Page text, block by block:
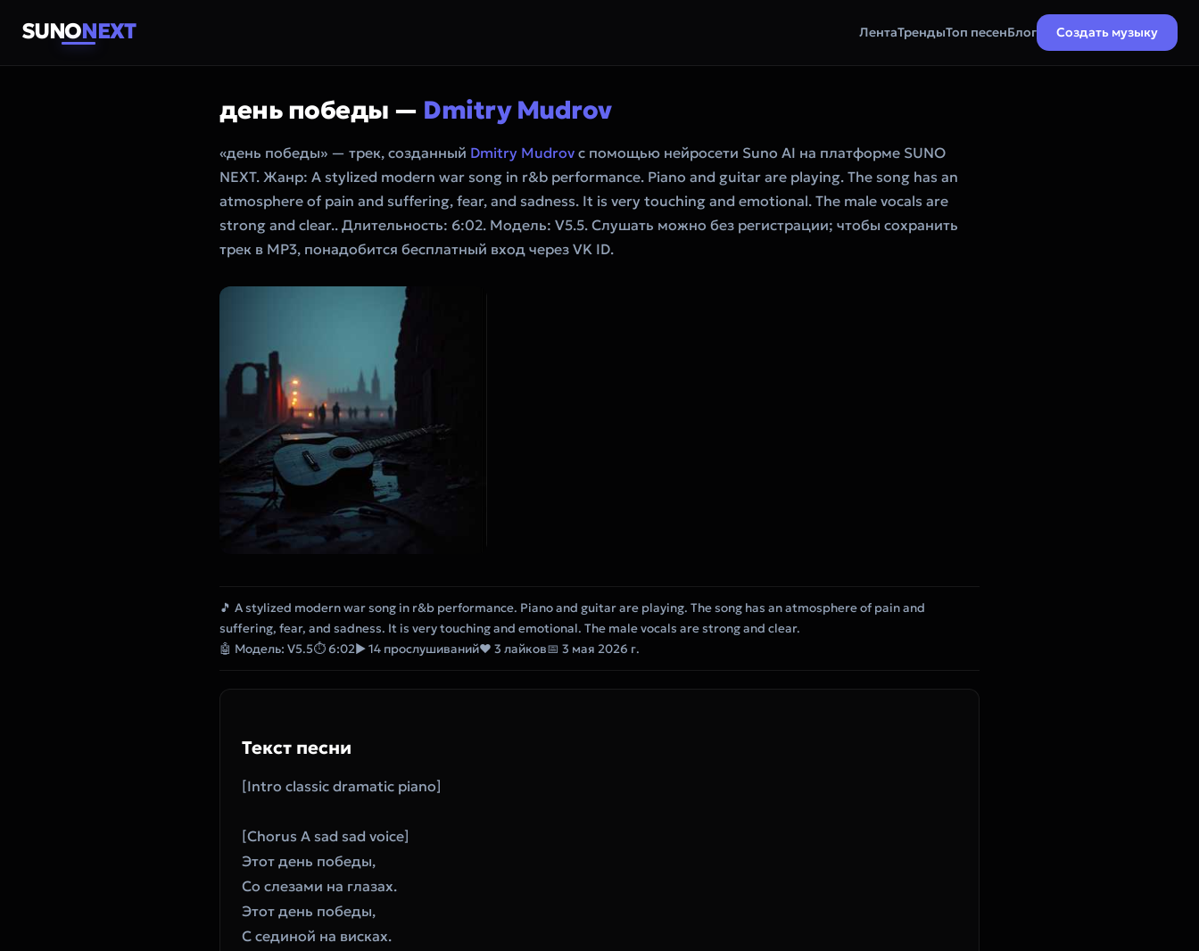
SUNONEXT ЛентаТрендыТоп песенБлог Создать музыку
день победы — Dmitry Mudrov
«день победы» — трек, созданный Dmitry Mudrov с помощью нейросети Suno AI на платформе SUNO
NEXT. Жанр: A stylized modern war song in r&b performance. Piano and guitar are playing. The song has an
atmosphere of pain and suffering, fear, and sadness. It is very touching and emotional. The male vocals are
strong and clear.. Длительность: 6:02. Модель: V5.5. Слушать можно без регистрации; чтобы сохранить
трек в MP3, понадобится бесплатный вход через VK ID.
🎵 A stylized modern war song in r&b performance. Piano and guitar are playing. The song has an atmosphere of pain and
suffering, fear, and sadness. It is very touching and emotional. The male vocals are strong and clear.
🤖 Модель: V5.5⏱ 6:02▶ 14 прослушиваний❤ 3 лайков📅 3 мая 2026 г.
Текст песни
‎[Intro classic dramatic piano]
‎[Chorus A sad sad voice]
‎Этот день победы,
‎Со слезами на глазах.
‎Этот день победы,
‎С сединой на висках.